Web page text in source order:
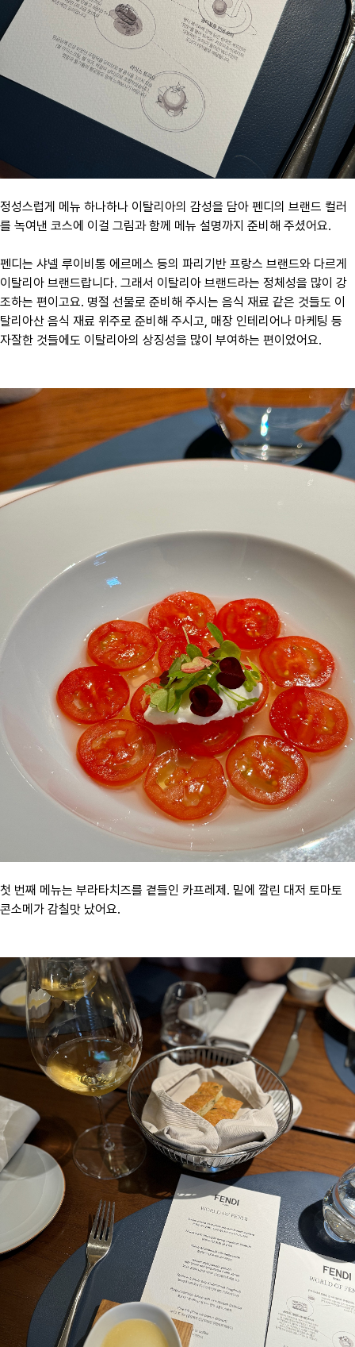
정성스럽게 메뉴 하나하나 이탈리아의 감성을 담아 펜디의 브랜드 컬러
를 녹여낸 코스에 이걸 그림과 함께 메뉴 설명까지 준비해 주셨어요.
펜디는 샤넬 루이비통 에르메스 등의 파리기반 프랑스 브랜드와 다르게
이탈리아 브랜드랍니다. 그래서 이탈리아 브랜드라는 정체성을 많이 강
조하는 편이고요. 명절 선물로 준비해 주시는 음식 재료 같은 것들도 이
탈리아산 음식 재료 위주로 준비해 주시고, 매장 인테리어나 마케팅 등
자잘한 것들에도 이탈리아의 상징성을 많이 부여하는 편이었어요.
첫 번째 메뉴는 부라타치즈를 곁들인 카프레제. 밑에 깔린 대저 토마토
콘소메가 감칠맛 났어요.